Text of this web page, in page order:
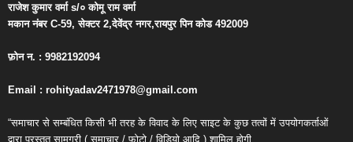
राजेश कुमार वर्माs/० कोमू राम वर्मा
मकान नंबरC-59,सेक्टर2,देवेंद्र नगर,रायपुर पिन कोड492009
फ़ोन न. : 9982192094
Email : rohityadav2471978@gmail.com
“समाचार से सम्बंधित किसी भी तरह के विवाद के लिए साइट के कुछ तत्वों में उपयोगकर्ताओं
द्वारा प्रस्तुत सामग्री ( समाचार / फोटो / विडियो आदि ) शामिल होगी